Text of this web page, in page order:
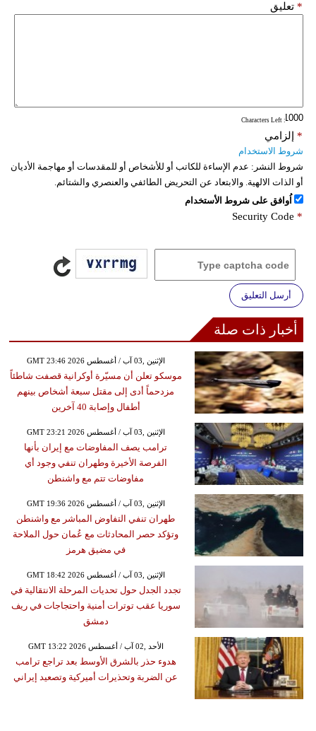
تعليق *
: Characters Left
إلزامي *
شروط الاستخدام
شروط النشر: عدم الإساءة للكاتب أو للأشخاص أو للمقدسات أو مهاجمة الأديان
أو الذات الالهية. والابتعاد عن التحريض الطائفي والعنصري والشتائم.
اُوافق على شروط الأستخدام
Security Code *
أرسل التعليق
أخبار ذات صلة
GMT 23:46 2026 الإثنين ,03 آب / أغسطس
موسكو تعلن أن مسيّرة أوكرانية قصفت شاطئاً
مزدحماً أدى إلى مقتل سبعة أشخاص بينهم
أطفال وإصابة 40 آخرين
GMT 23:21 2026 الإثنين ,03 آب / أغسطس
ترامب يصف المفاوضات مع إيران بأنها
الفرصة الأخيرة وطهران تنفي وجود أي
مفاوضات تتم مع واشنطن
GMT 19:36 2026 الإثنين ,03 آب / أغسطس
طهران تنفي التفاوض المباشر مع واشنطن
وتؤكد حصر المحادثات مع عُمان حول الملاحة
في مضيق هرمز
GMT 18:42 2026 الإثنين ,03 آب / أغسطس
تجدد الجدل حول تحديات المرحلة الانتقالية في
سوريا عقب توترات أمنية واحتجاجات في ريف
دمشق
GMT 13:22 2026 الأحد ,02 آب / أغسطس
هدوء حذر بالشرق الأوسط بعد تراجع ترامب
عن الضربة وتحذيرات أميركية وتصعيد إيراني